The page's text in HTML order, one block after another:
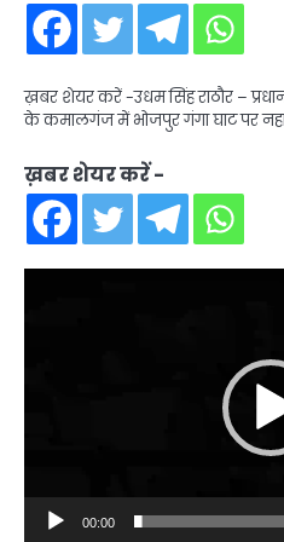
ख़बर शेयर करें -उधम सिंह राठौर –
के कमालगंज में भोजपुर गंगा घाट पर
ख़बर शेयर करें -
00:00